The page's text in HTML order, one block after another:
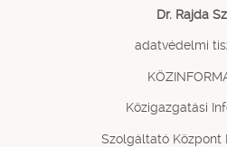
Dr. Rajda
adatvédelmi
Közigazgatási
Szolgáltató Központ